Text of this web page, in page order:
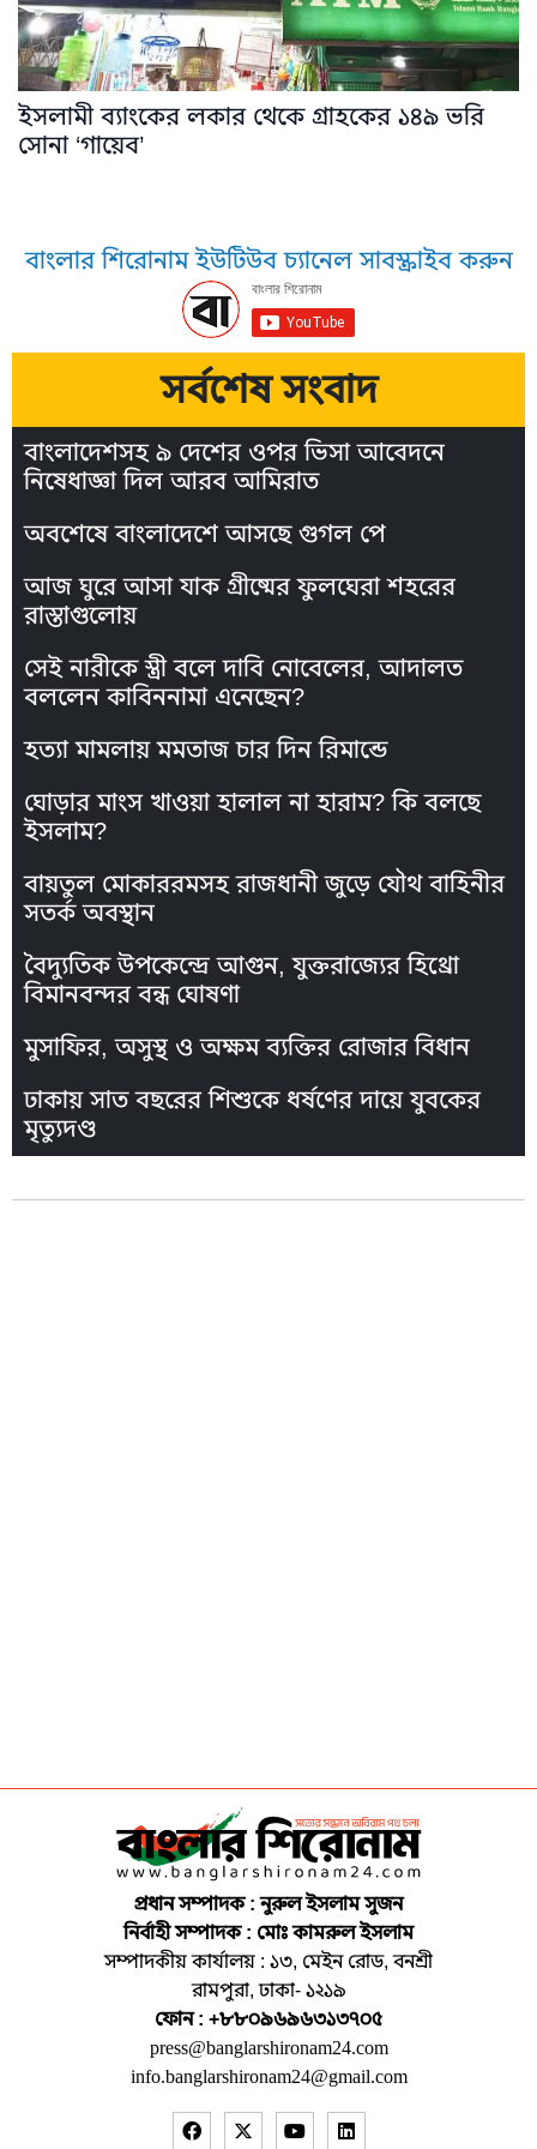
ইসলামী ব্যাংকের লকার থেকে গ্রাহকের ১৪৯ ভরি
সোনা ‘গায়েব’
বাংলার শিরোনাম ইউটিউব চ্যানেল সাবস্ক্রাইব করুন
সর্বশেষ সংবাদ
বাংলাদেশসহ ৯ দেশের ওপর ভিসা আবেদনে
নিষেধাজ্ঞা দিল আরব আমিরাত
অবশেষে বাংলাদেশে আসছে গুগল পে
আজ ঘুরে আসা যাক গ্রীষ্মের ফুলঘেরা শহরের
রাস্তাগুলোয়
সেই নারীকে স্ত্রী বলে দাবি নোবেলের, আদালত
বললেন কাবিননামা এনেছেন?
হত্যা মামলায় মমতাজ চার দিন রিমান্ডে
ঘোড়ার মাংস খাওয়া হালাল না হারাম? কি বলছে
ইসলাম?
বায়তুল মোকাররমসহ রাজধানী জুড়ে যৌথ বাহিনীর
সতর্ক অবস্থান
বৈদ্যুতিক উপকেন্দ্রে আগুন, যুক্তরাজ্যের হিথ্রো
বিমানবন্দর বন্ধ ঘোষণা
মুসাফির, অসুস্থ ও অক্ষম ব্যক্তির রোজার বিধান
ঢাকায় সাত বছরের শিশুকে ধর্ষণের দায়ে যুবকের
মৃত্যুদণ্ড
প্রধান সম্পাদক : নুরুল ইসলাম সুজন
নির্বাহী সম্পাদক : মোঃ কামরুল ইসলাম
সম্পাদকীয় কার্যালয় : ১৩, মেইন রোড, বনশ্রী
রামপুরা, ঢাকা- ১২১৯
ফোন : +৮৮০৯৬৯৬৩১৩৭০৫
press@banglarshironam24.com
info.banglarshironam24@gmail.com